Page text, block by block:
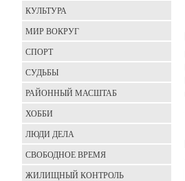
КУЛЬТУРА
МИР ВОКРУГ
СПОРТ
СУДЬБЫ
РАЙОННЫЙ МАСШТАБ
ХОББИ
ЛЮДИ ДЕЛА
СВОБОДНОЕ ВРЕМЯ
ЖИЛИЩНЫЙ КОНТРОЛЬ